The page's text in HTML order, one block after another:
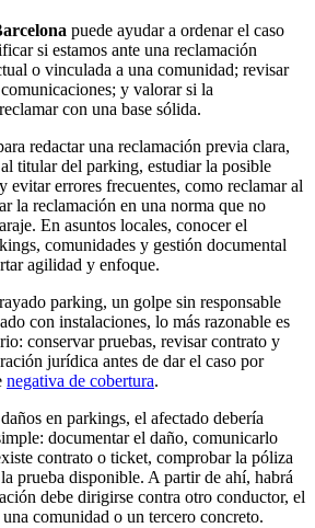
puede ayudar a ordenar el caso
si estamos ante una reclamación
o vinculada a una comunidad; revisar
y valorar si la
con una base sólida.
redactar una reclamación previa clara,
titular del parking, estudiar la posible
evitar errores frecuentes, como reclamar al
la reclamación en una norma que no
En asuntos locales, conocer el
comunidades y gestión documental
agilidad y enfoque.
parking, un golpe sin responsable
con instalaciones, lo más razonable es
conservar pruebas, revisar contrato y
jurídica antes de dar el caso por
negativa de cobertura.
en parkings, el afectado debería
documentar el daño, comunicarlo
contrato o ticket, comprobar la póliza
prueba disponible. A partir de ahí, habrá
debe dirigirse contra otro conductor, el
comunidad o un tercero concreto.